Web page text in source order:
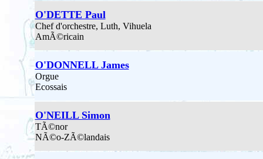
O'DETTE Paul
Chef d'orchestre, Luth, Vihuela
AmÃ©ricain
O'DONNELL James
Orgue
Ecossais
O'NEILL Simon
TÃ©nor
NÃ©o-ZÃ©landais